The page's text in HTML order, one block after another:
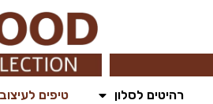
רהיטים לסלון טיפים